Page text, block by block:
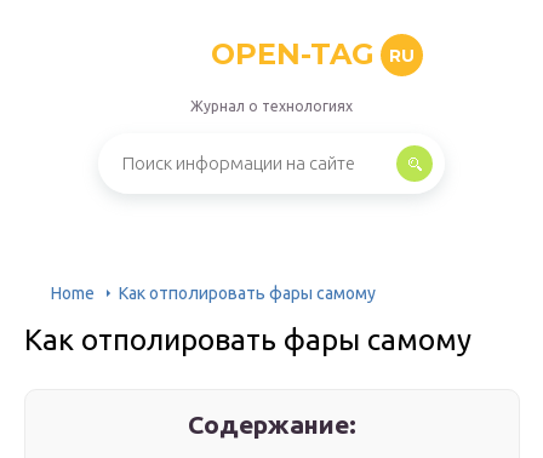
OPEN-TAG RU
Журнал о технологиях
Home Как отполировать фары самому
Как отполировать фары самому
Содержание: